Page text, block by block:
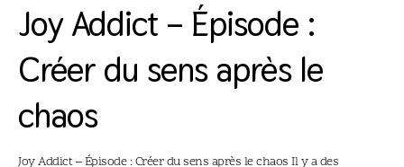
Joy Addict – Épisode :
Créer du sens après le
chaos
Joy Addict – Épisode : Créer du sens après le chaos Il y a des